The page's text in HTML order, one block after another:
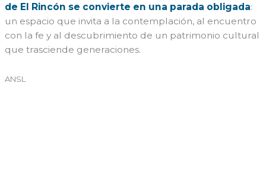
de El Rincón se convierte en una parada obligada:
un espacio que invita a la contemplación, al encuentro
con la fe y al descubrimiento de un patrimonio cultural
que trasciende generaciones.
ANSL